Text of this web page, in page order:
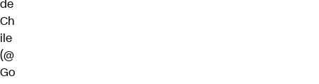
de
Ch
ile
(@
Go